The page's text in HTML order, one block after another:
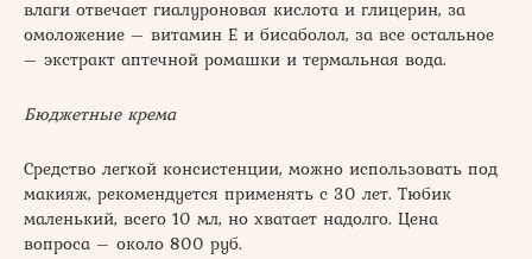
влаги отвечает гиалуроновая кислота и глицерин, за
омоложение – витамин Е и бисаболол, за все остальное
– экстракт аптечной ромашки и термальная вода.
Бюджетные крема
Средство легкой консистенции, можно использовать под
макияж, рекомендуется применять с 30 лет. Тюбик
маленький, всего 10 мл, но хватает надолго. Цена
вопроса – около 800 руб.